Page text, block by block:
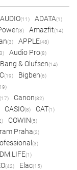
(11) ADATA(1)
(8) Amazfit(14)
(3) APPLE(48)
Audio Pro(8)
Bang & Olufsen(14)
(19) Bigben(6)
(17) Canon(82)
CASIO(8) CAT(1)
COWIN(5)
Praha(2)
(3)
DM.LIFE(1)
(42) Elac(15)